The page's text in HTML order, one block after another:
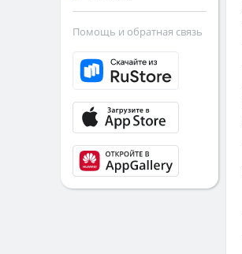
Помощь и обратная связь